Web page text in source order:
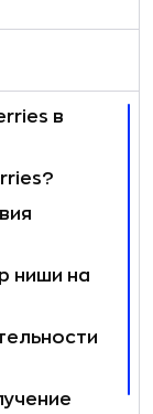
в
ниши на